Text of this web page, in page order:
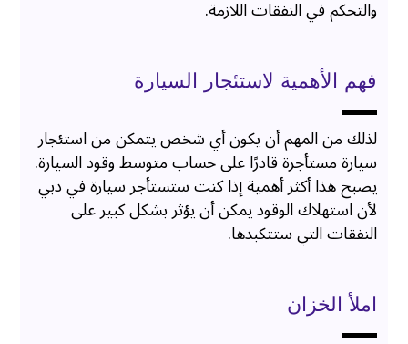
والتحكم في النفقات اللازمة.
فهم الأهمية لاستئجار السيارة
لذلك من المهم أن يكون أي شخص يتمكن من استئجار
سيارة مستأجرة قادرًا على حساب متوسط ​​وقود السيارة.
يصبح هذا أكثر أهمية إذا كنت ستستأجر سيارة في دبي
لأن استهلاك الوقود يمكن أن يؤثر بشكل كبير على
النفقات التي ستتكبدها.
املأ الخزان